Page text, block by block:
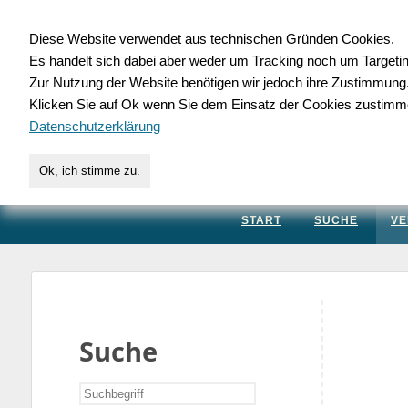
für Handwerk,
START SUCHE
Suche
Diese Website verwendet aus technischen Gründen Cookies.
Es handelt sich dabei aber weder um Tracking noch um
Zur Nutzung der Website benötigen wir jedoch ihre Zustimmung.
Klicken Sie auf Ok wenn Sie dem Einsatz der Cookies
Datenschutzerklärung
Ok, ich stimme zu.